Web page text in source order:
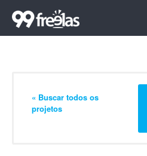
« Buscar todos os
projetos